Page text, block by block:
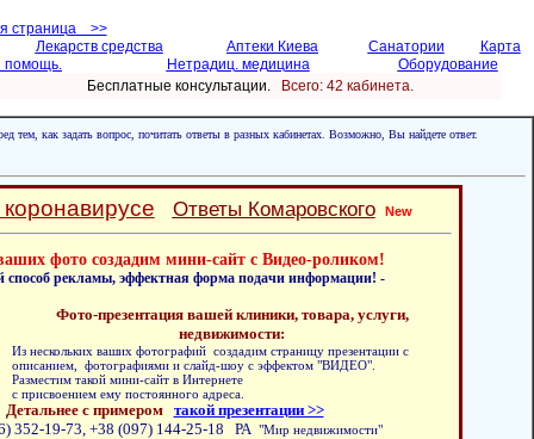
страница >>
Лекарств средства
Аптеки Киева Санатории
Карта
помощь.
Нетрадиц. медицина
Оборудование
Бесплатные консультации.
Всего: 42 кабинетa.
тем, как задать вопрос, почитать ответы в разных кабинетах. Возможно, Вы найдете ответ.
Ответы Комаровского New
фото создадим мини-сайт с Видео-роликом!
способ рекламы, эффектная форма подачи информации! -
Фото-презентация вашей клиники, товара, услуги,
недвижимости:
Из нескольких ваших фотографий создадим страницу презентации с
описанием, фотографиями и слайд-шоу с эффектом "ВИДЕО".
Разместим такой мини-сайт в Интернете
с присвоением ему постоянного адреса.
Детальнее с примером такой презентации >>
352-19-73, +38 (097) 144-25-18 РА "Мир недвижимости"